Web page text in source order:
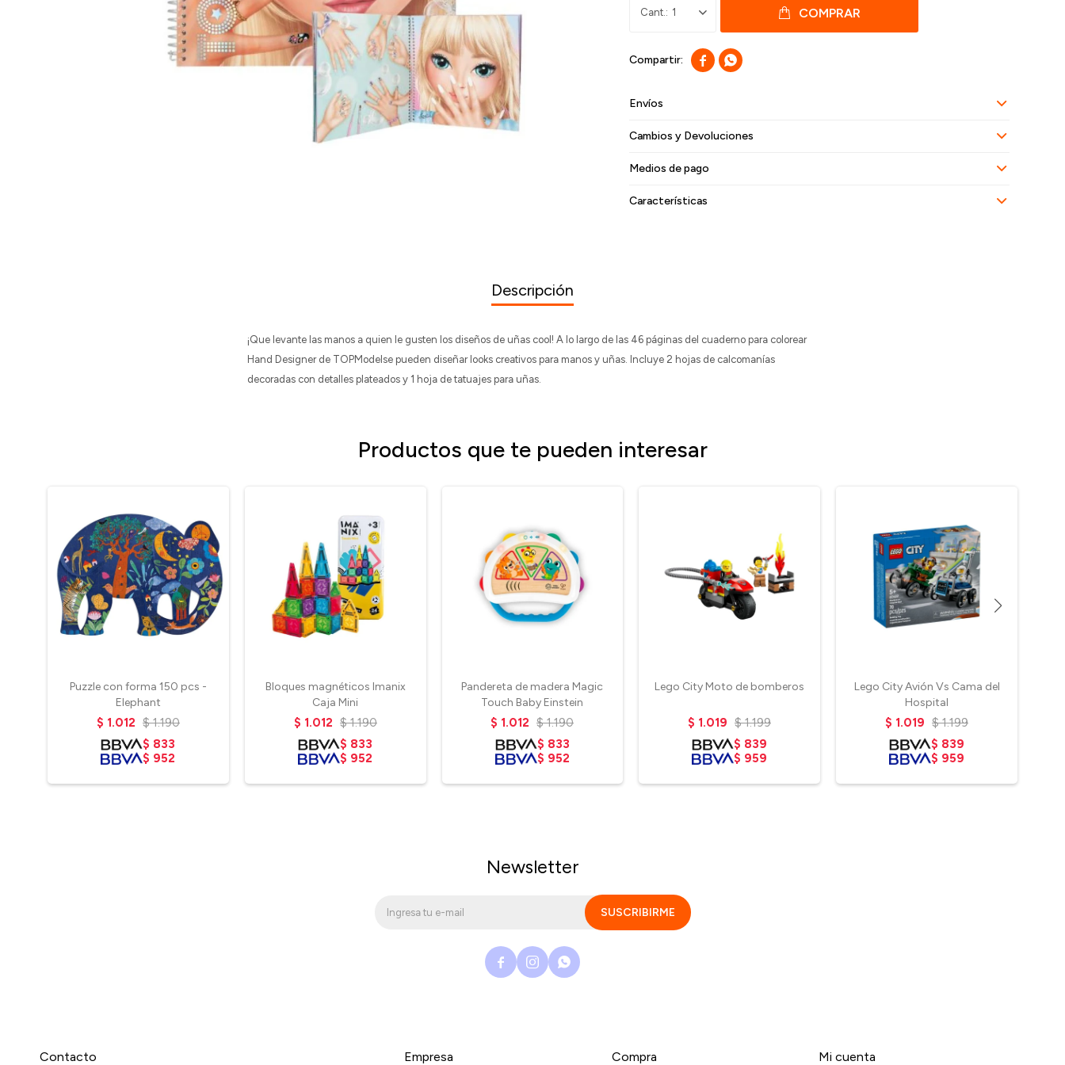
1 COMPRAR
 
Envíos
Cambios y Devoluciones
Medios de pago
Características
Descripción
¡Que levante las manos a quien le gusten los diseños de uñas cool! A lo largo de las 46 páginas del cuaderno para colorear
Hand Designer de TOPModelse pueden diseñar looks creativos para manos y uñas. Incluye 2 hojas de calcomanías
decoradas con detalles plateados y 1 hoja de tatuajes para uñas.
Productos que te pueden interesar
Puzzle con forma 150 pcs -
Elephant
$ 1.012 $ 1.190
$ 833
$ 952
Bloques magnéticos Imanix
Caja Mini
$ 1.012 $ 1.190
$ 833
$ 952
Pandereta de madera Magic
Touch Baby Einstein
$ 1.012 $ 1.190
$ 833
$ 952
Lego City Moto de bomberos
$ 1.019 $ 1.199
$ 839
$ 959
Lego City Avión Vs Cama del
Hospital
$ 1.019 $ 1.199
$ 839
$ 959
Contacto Empresa Compra Mi cuenta
Newsletter
SUSCRIBIRME
  